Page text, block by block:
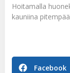
Hoitamalla
kauniina
Facebook